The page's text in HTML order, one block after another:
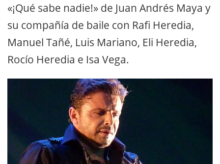
«¡Qué sabe nadie!» de Juan Andrés Maya y
su compañía de baile con Rafi Heredia,
Manuel Tañé, Luis Mariano, Eli Heredia,
Rocío Heredia e Isa Vega.